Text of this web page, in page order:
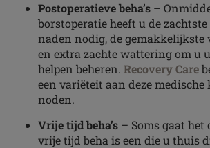
Postoperatieve beha’s –
borstoperatie heeft u de
naden nodig, de
en extra zachte wattering om u
helpen beheren. Recovery Care
een variëteit aan deze
noden.
Vrije tijd beha’s – Soms gaat het
vrije tijd beha is een die u thuis